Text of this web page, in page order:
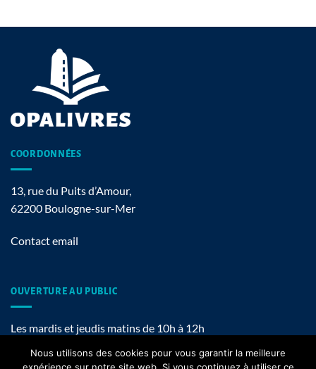
COORDONNÉES
13, rue du Puits d’Amour,
62200 Boulogne-sur-Mer
Contact email
OUVERTURE AU PUBLIC
Les mardis et jeudis matins de 10h à 12h
Nous utilisons des cookies pour vous garantir la meilleure